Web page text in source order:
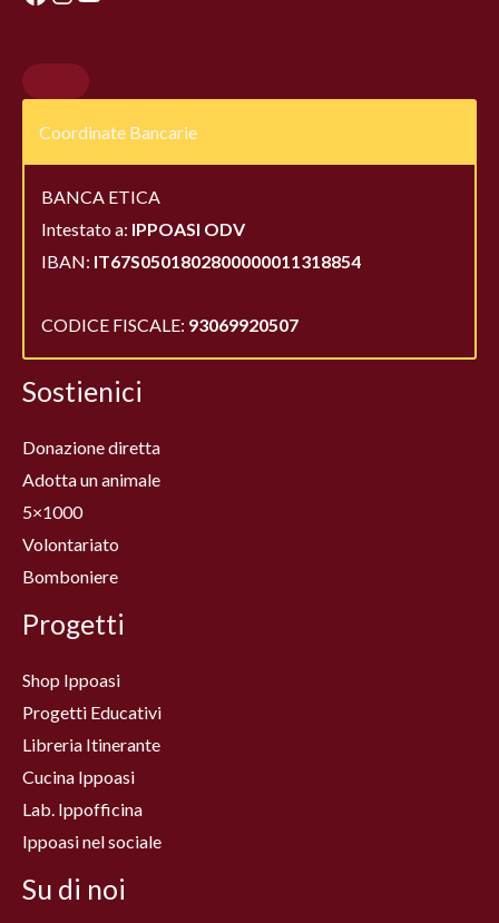
Coordinate Bancarie
BANCA ETICA
Intestato a: IPPOASI ODV
IBAN: IT67S0501802800000011318854
CODICE FISCALE: 93069920507
Sostienici
Donazione diretta
Adotta un animale
5×1000
Volontariato
Bomboniere
Progetti
Shop Ippoasi
Progetti Educativi
Libreria Itinerante
Cucina Ippoasi
Lab. Ippofficina
Ippoasi nel sociale
Su di noi